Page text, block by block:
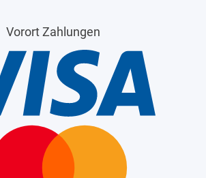
Vorort Zahlungen